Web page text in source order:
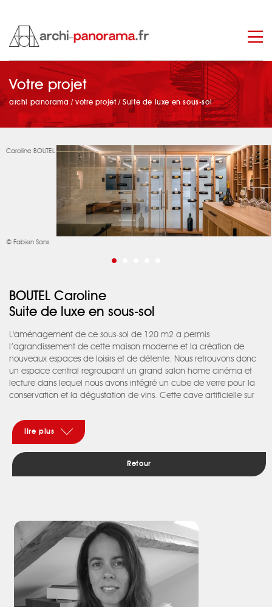
manage_search
Votre projet
archi panorama /votre projet /Suite de luxe en sous-sol
Caroline BOUTEL
© Fabien Sans
BOUTEL Caroline
Suite de luxe en sous-sol
L'aménagement de ce sous-sol de 120 m2 a permis
l’agrandissement de cette maison moderne et la création de
nouveaux espaces de loisirs et de détente. Nous retrouvons donc
un espace central regroupant un grand salon home cinéma et
lecture dans lequel nous avons intégré un cube de verre pour la
conservation et la dégustation de vins. Cette cave artificielle sur
Baubuche, un contreplaqué perpendiculaire à la surface très
résistant. Pour l’ensemble, nous avons joué sur un contraste de
matériaux entre un sol blanc brillant, un doublage des murs en
pin blanchi pour optimiser l’acoustique, des faïences et
carrelages ardoise dans les pièces d’eau elles-mêmes finies en
rétro-éclairages décoratifs
lire plus
Retour